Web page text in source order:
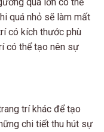
quá nhỏ sẽ làm mất
có kích thước phù
có thể tạo nên sự
trí khác để tạo
chi tiết thu hút sự